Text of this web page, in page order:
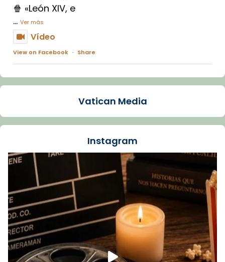
🍿 «León XIV, e
... Ver más
Vídeo
View on Facebook · Share
Arquebisbat de Barcelona
La Carmina va patir depressió. Fa gairebé
dos mesos, a l'Estadi Lluís Companys, la
Recupera l'entrevista comp
Vatican
tican News 👇
www.vaticannews.va/es/iglesia/news/2026-
07/carmina-historia-depresion-papa-viaje-
espana-testimoni...
Foto
View on Facebook · Share
Vatican Media
Instagram